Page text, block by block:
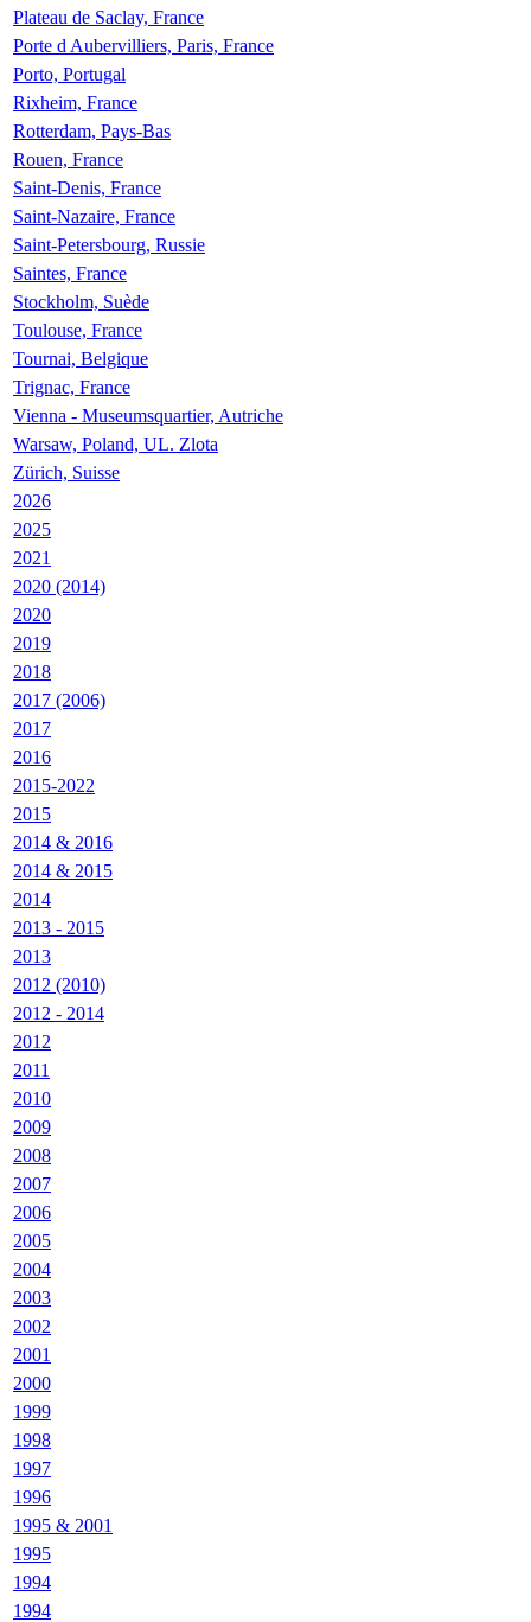
Plateau de Saclay, France
Porte d Aubervilliers, Paris, France
Porto, Portugal
Rixheim, France
Rotterdam, Pays-Bas
Rouen, France
Saint-Denis, France
Saint-Nazaire, France
Saint-Petersbourg, Russie
Saintes, France
Stockholm, Suède
Toulouse, France
Tournai, Belgique
Trignac, France
Vienna - Museumsquartier, Autriche
Warsaw, Poland, UL. Zlota
Zürich, Suisse
2026
2025
2021
2020 (2014)
2020
2019
2018
2017 (2006)
2017
2016
2015-2022
2015
2014 & 2016
2014 & 2015
2014
2013 - 2015
2013
2012 (2010)
2012 - 2014
2012
2011
2010
2009
2008
2007
2006
2005
2004
2003
2002
2001
2000
1999
1998
1997
1996
1995 & 2001
1995
1994
1994